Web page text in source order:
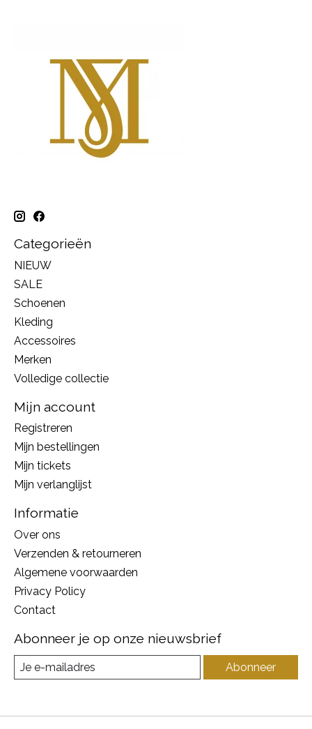
Categorieën
NIEUW
SALE
Schoenen
Kleding
Accessoires
Merken
Volledige collectie
Mijn account
Registreren
Mijn bestellingen
Mijn tickets
Mijn verlanglijst
Informatie
Over ons
Verzenden & retourneren
Algemene voorwaarden
Privacy Policy
Contact
Abonneer je op onze nieuwsbrief
Abonneer